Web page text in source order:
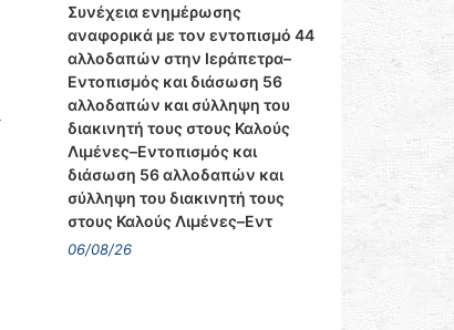
Συνέχεια ενημέρωσης
αναφορικά με τον εντοπισμό 44
αλλοδαπών στην Ιεράπετρα–
Εντοπισμός και διάσωση 56
αλλοδαπών και σύλληψη του
διακινητή τους στους Καλούς
Λιμένες–Εντοπισμός και
διάσωση 56 αλλοδαπών και
σύλληψη του διακινητή τους
στους Καλούς Λιμένες–Εντ
06/08/26